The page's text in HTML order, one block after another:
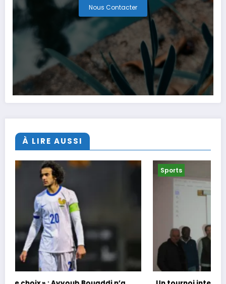
Nous Contacter
À LIRE AUSSI
Sports